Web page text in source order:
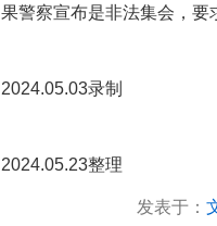
果警察宣布是非法集会，
2024.05.03录制
2024.05.23整理
发表于：